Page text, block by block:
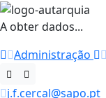
A obter dados...
Administração
j.f.cercal@sapo.pt